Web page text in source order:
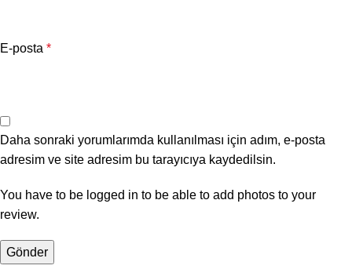
E-posta *
Daha sonraki yorumlarımda kullanılması için adım, e-posta
adresim ve site adresim bu tarayıcıya kaydedilsin.
You have to be logged in to be able to add photos to your
review.